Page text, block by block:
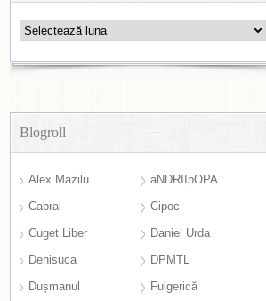
Arhive
Blogroll
Alex Mazilu
aNDRIIpOPA
Cabral
Cipoc
Cuget Liber
Daniel Urda
Denisuca
DPMTL
Dușmanul
Fulgerică